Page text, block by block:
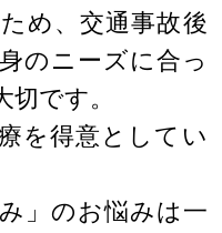
め、交通事故後
のニーズに合っ
です。
を得意としてい
」のお悩みは一